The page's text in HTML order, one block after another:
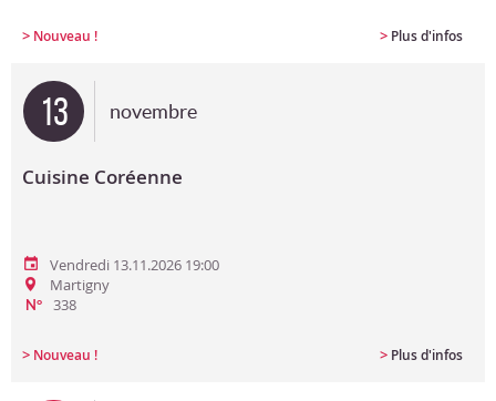
> Nouveau ! > Plus d'infos
13 novembre
Cuisine Coréenne
Vendredi 13.11.2026 19:00
Martigny
N° 338
> Nouveau ! > Plus d'infos